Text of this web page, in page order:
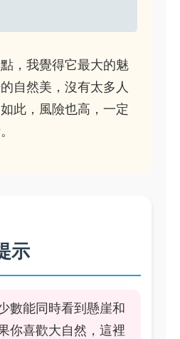
，我覺得它最大的魅
自然美，沒有太多人
此，風險也高，一定
示
數能同時看到懸崖和
你喜歡大自然，這裡